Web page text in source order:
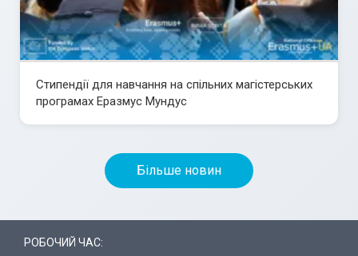
Стипендії для навчання на спільних магістерських
програмах Еразмус Мундус
Більше новин
РОБОЧИЙ ЧАС: